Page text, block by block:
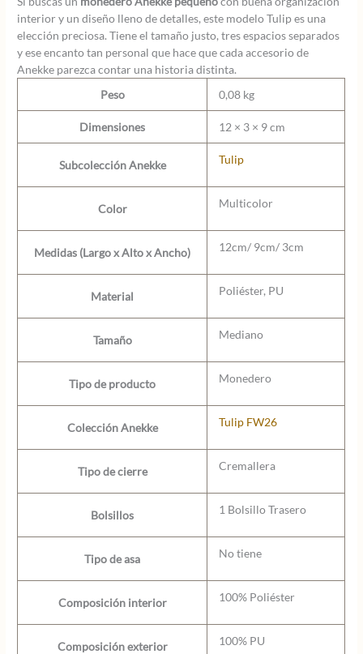
interior y un diseño lleno de detalles, este modelo Tulip es una
elección preciosa. Tiene el tamaño justo, tres espacios separados
y ese encanto tan personal que hace que cada accesorio de
Anekke parezca contar una historia distinta.
Peso
0,08 kg
Dimensiones 12 × 3 × 9 cm
Subcolección Anekke Tulip
Color Multicolor
Medidas (Largo x Alto x Ancho) 12cm/ 9cm/ 3cm
Material Poliéster, PU
Tamaño Mediano
Tipo de producto Monedero
Colección Anekke Tulip FW26
Tipo de cierre Cremallera
Bolsillos 1 Bolsillo Trasero
Tipo de asa No tiene
Composición interior 100% Poliéster
Composición exterior 100% PU